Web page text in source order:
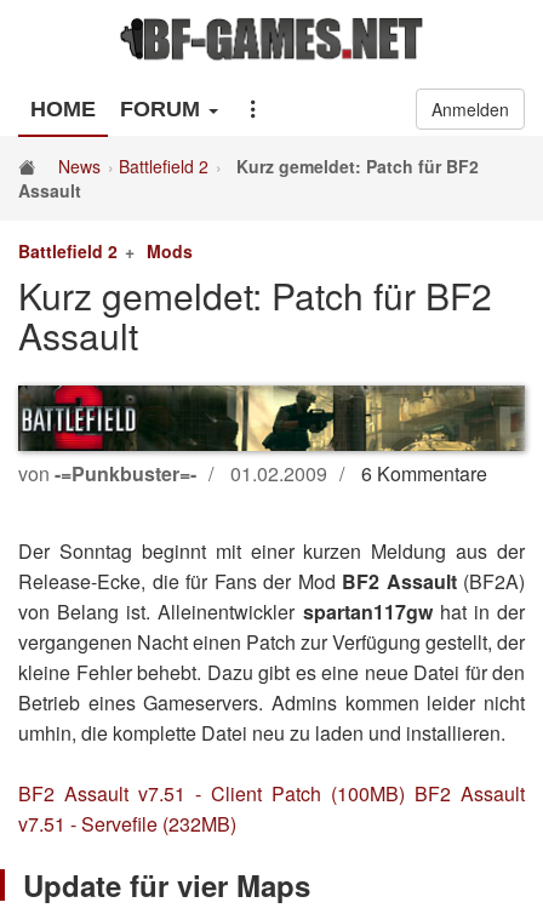
HOME FORUM Anmelden
News Battlefield 2
Kurz gemeldet: Patch für BF2
Assault
Battlefield 2 Mods
Kurz gemeldet: Patch für BF2
Assault
von -=Punkbuster=- 01.02.2009 6 Kommentare
Der Sonntag beginnt mit einer kurzen Meldung aus der
Release-Ecke, die für Fans der Mod BF2 Assault(BF2A)
von Belang ist. Alleinentwickler spartan117gwhat in der
vergangenen Nacht einen Patch zur Verfügung gestellt, der
kleine Fehler behebt. Dazu gibt es eine neue Datei für den
Betrieb eines Gameservers. Admins kommen leider nicht
umhin, die komplette Datei neu zu laden und installieren.
BF2 Assault v7.51 - Client Patch (100MB) BF2 Assault
v7.51 - Servefile (232MB)
Update für vier Maps